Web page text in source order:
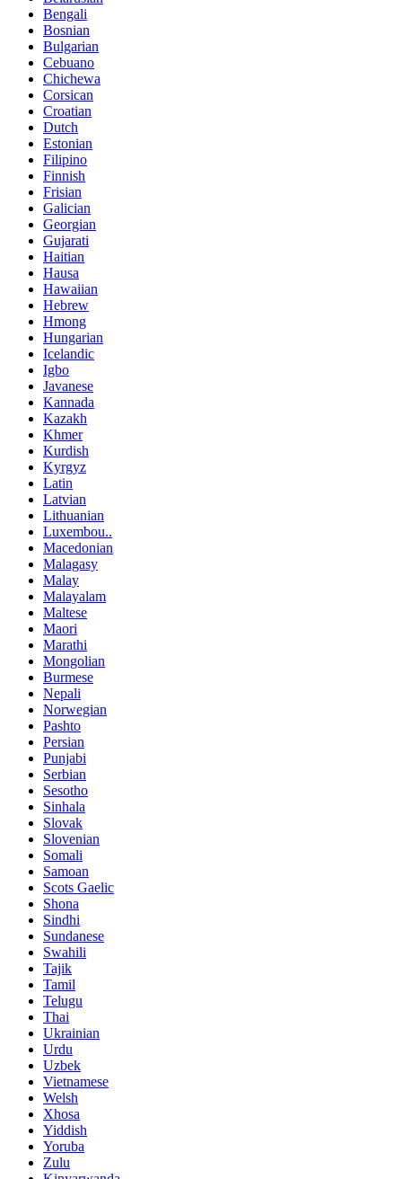
Bengali
Bosnian
Bulgarian
Cebuano
Chichewa
Corsican
Croatian
Dutch
Estonian
Filipino
Finnish
Frisian
Galician
Georgian
Gujarati
Haitian
Hausa
Hawaiian
Hebrew
Hmong
Hungarian
Icelandic
Igbo
Javanese
Kannada
Kazakh
Khmer
Kurdish
Kyrgyz
Latin
Latvian
Lithuanian
Luxembou..
Macedonian
Malagasy
Malay
Malayalam
Maltese
Maori
Marathi
Mongolian
Burmese
Nepali
Norwegian
Pashto
Persian
Punjabi
Serbian
Sesotho
Sinhala
Slovak
Slovenian
Somali
Samoan
Scots Gaelic
Shona
Sindhi
Sundanese
Swahili
Tajik
Tamil
Telugu
Thai
Ukrainian
Urdu
Uzbek
Vietnamese
Welsh
Xhosa
Yiddish
Yoruba
Zulu